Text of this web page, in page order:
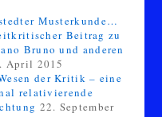
Musterkunde…
Beitrag zu
Bruno und anderen
April 2015
der Kritik – eine
relativierende
22. September